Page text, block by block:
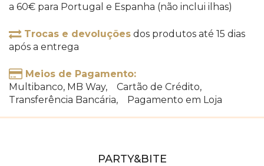
a 60€ para Portugal e Espanha (não inclui ilhas)
Trocas e devoluções dos produtos até 15 dias
após a entrega
Meios de Pagamento:
Multibanco, MB Way, Cartão de Crédito,
Transferência Bancária, Pagamento em Loja
PARTY&BITE